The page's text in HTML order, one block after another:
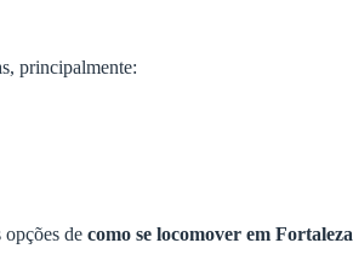
principalmente:
opções de como se locomover em Fortaleza